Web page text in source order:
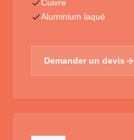
Cuivre
Aluminium laqué
Demander un devis